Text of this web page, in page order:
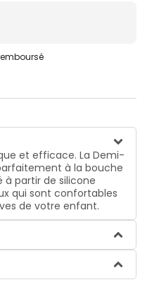
et efficace. La Demi-
à la bouche
à partir de silicone
qui sont confortables
de votre enfant.